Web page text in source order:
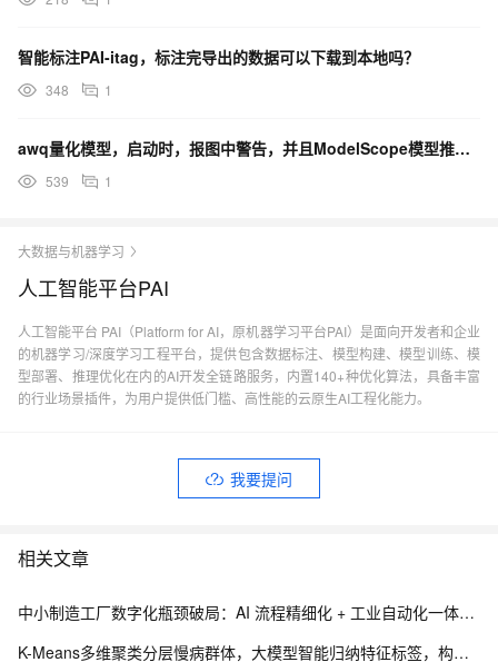
智能标注PAI-itag，标注完导出的数据可以下载到本地吗？
348 1
awq量化模型，启动时，报图中警告，并且ModelScope模型推理速度非常慢，这应该怎么办？
539 1
大数据与机器学习
人工智能平台PAI
人工智能平台 PAI（Platform for AI，原机器学习平台PAI）是面向开发者和企业
的机器学习/深度学习工程平台，提供包含数据标注、模型构建、模型训练、模
型部署、推理优化在内的AI开发全链路服务，内置140+种优化算法，具备丰富
的行业场景插件，为用户提供低门槛、高性能的云原生AI工程化能力。
我要提问
相关文章
中小制造工厂数字化瓶颈破局：AI 流程精细化 + 工业自动化一体化落地架构实践
K-Means多维聚类分层慢病群体，大模型智能归纳特征标签，构建慢病人群健康画像.191